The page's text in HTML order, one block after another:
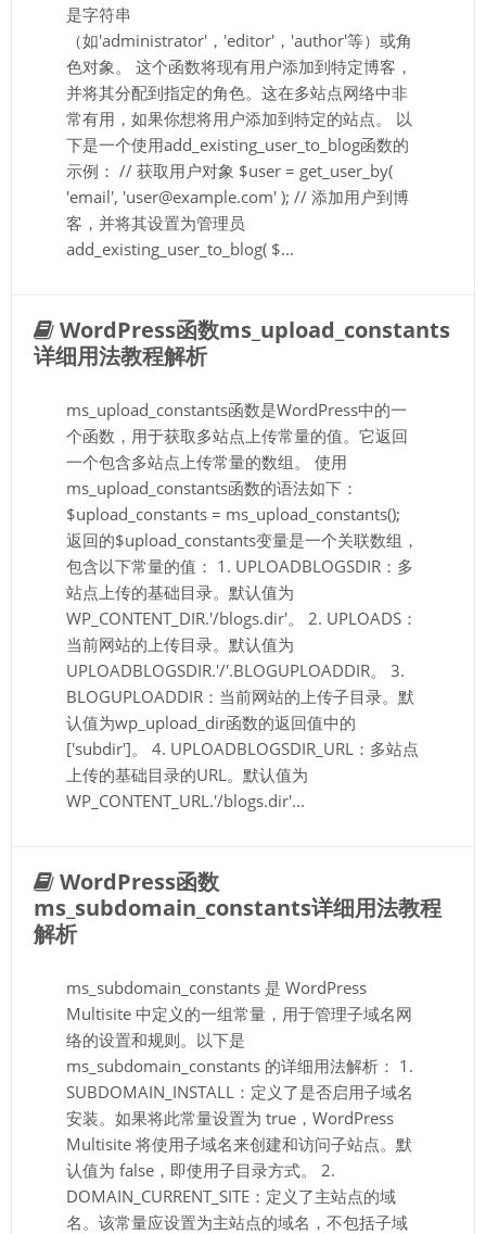
是字符串
（如'administrator'，'editor'，'author'等）或角
色对象。 这个函数将现有用户添加到特定博客，
并将其分配到指定的角色。这在多站点网络中非
常有用，如果你想将用户添加到特定的站点。 以
下是一个使用add_existing_user_to_blog函数的
示例： // 获取用户对象 $user = get_user_by(
'email', 'user@example.com' ); // 添加用户到博
客，并将其设置为管理员
add_existing_user_to_blog( $...
WordPress函数ms_upload_constants
详细用法教程解析
ms_upload_constants函数是WordPress中的一
个函数，用于获取多站点上传常量的值。它返回
一个包含多站点上传常量的数组。 使用
ms_upload_constants函数的语法如下：
$upload_constants = ms_upload_constants();
返回的$upload_constants变量是一个关联数组，
包含以下常量的值： 1. UPLOADBLOGSDIR：多
站点上传的基础目录。默认值为
WP_CONTENT_DIR.'/blogs.dir'。 2. UPLOADS：
当前网站的上传目录。默认值为
UPLOADBLOGSDIR.'/'.BLOGUPLOADDIR。 3.
BLOGUPLOADDIR：当前网站的上传子目录。默
认值为wp_upload_dir函数的返回值中的
['subdir']。 4. UPLOADBLOGSDIR_URL：多站点
上传的基础目录的URL。默认值为
WP_CONTENT_URL.'/blogs.dir'...
WordPress函数
ms_subdomain_constants详细用法教程
解析
ms_subdomain_constants 是 WordPress
Multisite 中定义的一组常量，用于管理子域名网
络的设置和规则。以下是
ms_subdomain_constants 的详细用法解析： 1.
SUBDOMAIN_INSTALL：定义了是否启用子域名
安装。如果将此常量设置为 true，WordPress
Multisite 将使用子域名来创建和访问子站点。默
认值为 false，即使用子目录方式。 2.
DOMAIN_CURRENT_SITE：定义了主站点的域
名。该常量应设置为主站点的域名，不包括子域